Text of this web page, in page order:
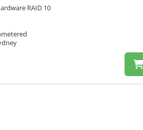
RAID 10